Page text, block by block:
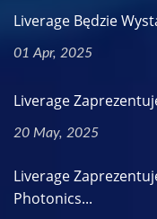
Liverage Będzie
01 Apr, 2025
Liverage
20 May, 2025
Liverage
Photonics...